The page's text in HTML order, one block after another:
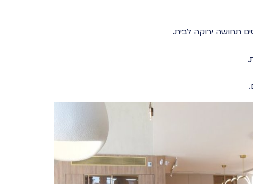
תחושה ירוקה לבית.